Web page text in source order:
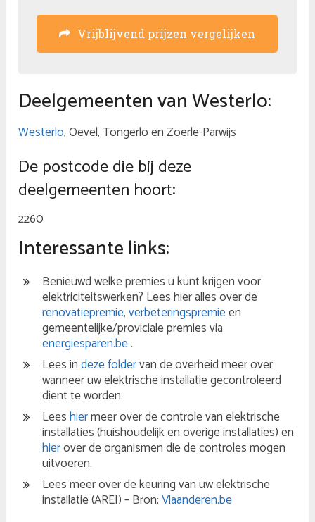
Vrijblijvend prijzen vergelijken
Deelgemeenten van Westerlo:
Westerlo, Oevel, Tongerlo en Zoerle-Parwijs
De postcode die bij deze
deelgemeenten hoort:
2260
Interessante links:
Benieuwd welke premies u kunt krijgen voor
elektriciteitswerken? Lees hier alles over de
renovatiepremie,verbeteringspremieen
gemeentelijke/proviciale premies via
energiesparen.be.
Lees indeze foldervan de overheid meer over
wanneer uw elektrische installatie gecontroleerd
dient te worden.
Leeshiermeer over de controle van elektrische
installaties (huishoudelijk en overige installaties) en
hierover de organismen die de controles mogen
uitvoeren.
Lees meer over de keuring van uw elektrische
installatie (AREI) – Bron:Vlaanderen.be